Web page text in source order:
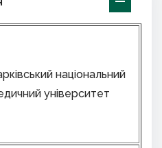
національний
університет